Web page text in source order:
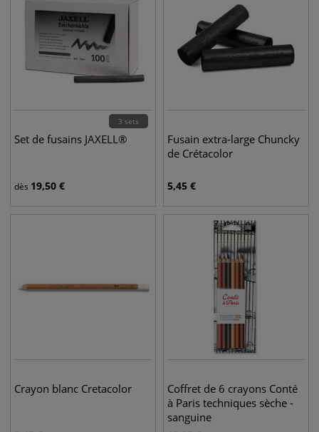
3 sets
Set de fusains JAXELL®
dès 19,50 €
Fusain extra-large Chuncky
de Crétacolor
5,45 €
Crayon blanc Cretacolor
Coffret de 6 crayons Conté
à Paris techniques sèche -
sanguine